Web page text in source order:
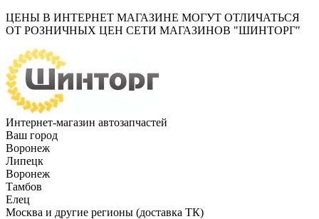
ЦЕНЫ В ИНТЕРНЕТ МАГАЗИНЕ МОГУТ ОТЛИЧАТЬСЯ
ОТ РОЗНИЧНЫХ ЦЕН СЕТИ МАГАЗИНОВ "ШИНТОРГ"
Интернет-магазин автозапчастей
Ваш город
Воронеж
Липецк
Воронеж
Тамбов
Елец
Москва и другие регионы (доставка ТК)